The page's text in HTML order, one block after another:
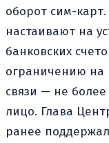
оборот сим-
настаивают на
банковских
ограничению на
связи — не
лицо. Глава
ранее